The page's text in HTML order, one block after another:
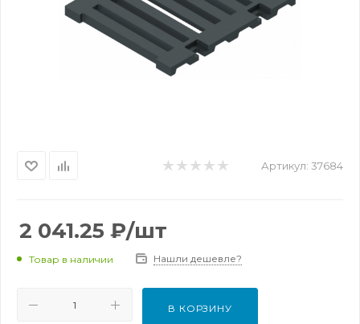
Артикул: 37684
2 041.25 ₽/шт
Товар в наличии Нашли дешевле?
В КОРЗИНУ